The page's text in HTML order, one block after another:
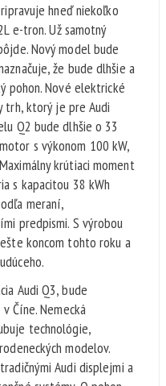
hneď niekoľko
e-tron. Už samotný
Nový model bude
že bude dlhšie a
pohon. Nové elektrické
trh, ktorý je pre Audi
Q2 bude dlhšie o 33
s výkonom 100 kW,
krútiaci moment
s kapacitou 38 kWh
meraní,
predpismi. S výrobou
koncom tohto roku a
Audi Q3, bude
Číne. Nemecká
technológie,
modelov.
Audi displejmi a